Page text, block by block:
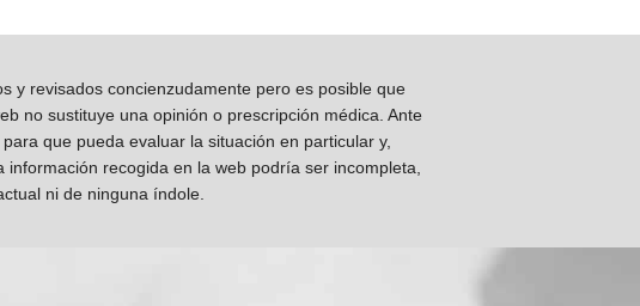
y revisados concienzudamente pero es posible que
no sustituye una opinión o prescripción médica. Ante
que pueda evaluar la situación en particular y,
recogida en la web podría ser incompleta,
ni de ninguna índole.